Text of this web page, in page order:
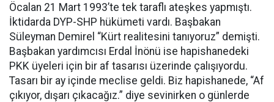
Öcalan 21 Mart 1993’te tek taraflı ateşkes yapmıştı.
İktidarda DYP-SHP hükümeti vardı. Başbakan
Süleyman Demirel “Kürt realitesini tanıyoruz” demişti.
Başbakan yardımcısı Erdal İnönü ise hapishanedeki
PKK üyeleri için bir af tasarısı üzerinde çalışıyordu.
Tasarı bir ay içinde meclise geldi. Biz hapishanede, “Af
çıkıyor, dışarı çıkacağız.” diye sevinirken o günlerde